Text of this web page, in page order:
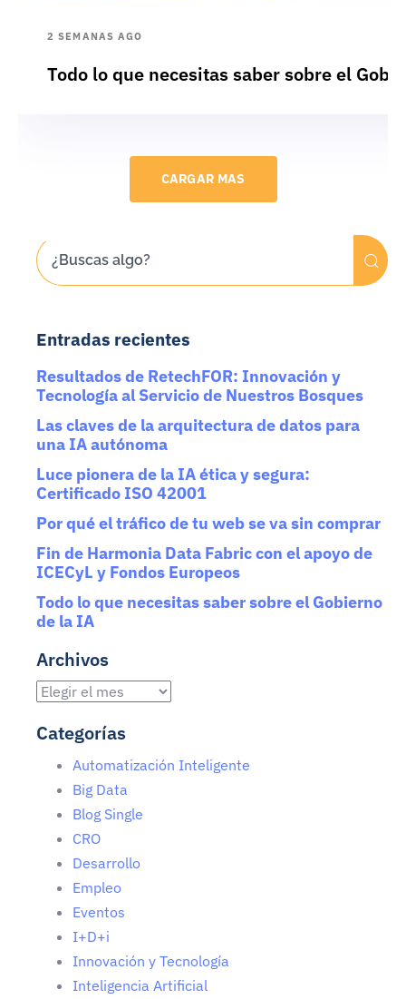
2 SEMANAS AGO
Todo lo que necesitas saber sobre el
CARGAR MAS
Entradas recientes
Resultados de RetechFOR: Innovación y
Tecnología al Servicio de Nuestros Bosques
Las claves de la arquitectura de datos para
una IA autónoma
Luce pionera de la IA ética y segura:
Certificado ISO 42001
Por qué el tráfico de tu web se va sin comprar
Fin de Harmonia Data Fabric con el apoyo de
ICECyL y Fondos Europeos
Todo lo que necesitas saber sobre el Gobierno
de la IA
Archivos
Categorías
Automatización Inteligente
Big Data
Blog Single
CRO
Desarrollo
Empleo
Eventos
I+D+i
Innovación y Tecnología
Inteligencia Artificial